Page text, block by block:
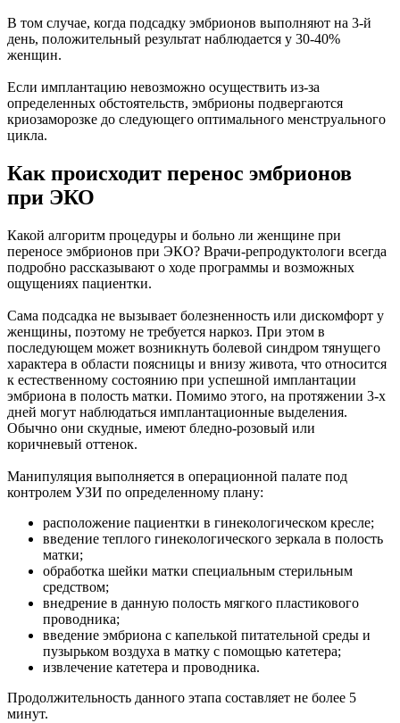
В том случае, когда подсадку эмбрионов выполняют на 3-й
день, положительный результат наблюдается у 30-40%
женщин.
Если имплантацию невозможно осуществить из-за
определенных обстоятельств, эмбрионы подвергаются
криозаморозке до следующего оптимального менструального
цикла.
Как происходит перенос эмбрионов
при ЭКО
Какой алгоритм процедуры и больно ли женщине при
переносе эмбрионов при ЭКО? Врачи-репродуктологи всегда
подробно рассказывают о ходе программы и возможных
ощущениях пациентки.
Сама подсадка не вызывает болезненность или дискомфорт у
женщины, поэтому не требуется наркоз. При этом в
последующем может возникнуть болевой синдром тянущего
характера в области поясницы и внизу живота, что относится
к естественному состоянию при успешной имплантации
эмбриона в полость матки. Помимо этого, на протяжении 3-х
дней могут наблюдаться имплантационные выделения.
Обычно они скудные, имеют бледно-розовый или
коричневый оттенок.
Манипуляция выполняется в операционной палате под
контролем УЗИ по определенному плану:
расположение пациентки в гинекологическом кресле;
введение теплого гинекологического зеркала в полость
матки;
обработка шейки матки специальным стерильным
средством;
внедрение в данную полость мягкого пластикового
проводника;
введение эмбриона с капелькой питательной среды и
пузырьком воздуха в матку с помощью катетера;
извлечение катетера и проводника.
Продолжительность данного этапа составляет не более 5
минут.